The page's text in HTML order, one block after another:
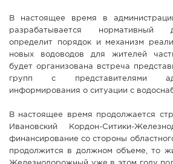
В настоящее время в
разрабатывается нормативный
определит порядок и механизм
новых водоводов для жителей
будет организована встреча
групп с представителями
информирования о ситуации с
В настоящее время продолжается
Ивановский Кордон-Ситики-
финансирование со стороны
продолжится в должном объеме, то